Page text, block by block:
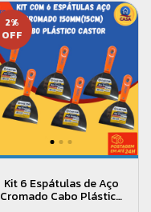
2%
OFF
Kit 6 Espátulas de Aço
Cromado Cabo Plástico